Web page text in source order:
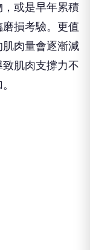
或是早年累積
損考驗。更值
肉量會逐漸減
肌肉支撐力不